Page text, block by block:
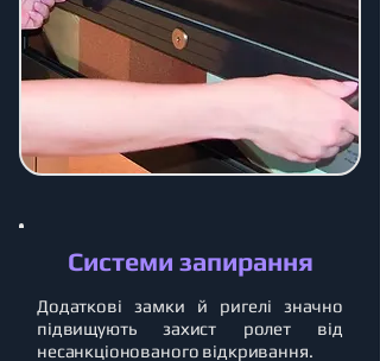
Системи запирання
Додаткові замки й ригелі значно
підвищують захист ролет від
несанкціонованого відкривання.